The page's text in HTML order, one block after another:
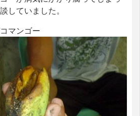
していました。
マンゴー